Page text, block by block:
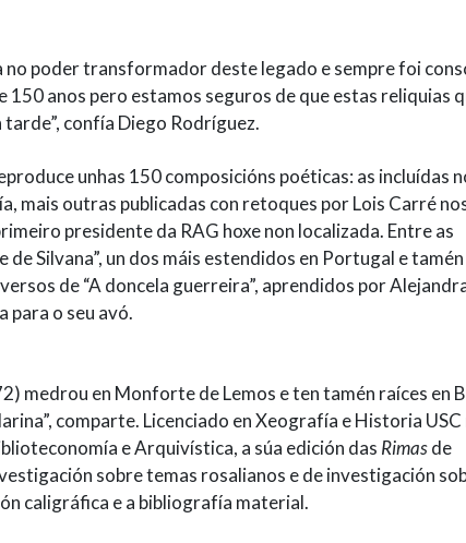
poder transformador deste legado e sempre foi
150 anos pero estamos seguros de que estas reliquias
confía Diego Rodríguez.
unhas 150 composicións poéticas: as incluídas
mais outras publicadas con retoques por Lois Carré
presidente da RAG hoxe non localizada. Entre as
Silvana”, un dos máis estendidos en Portugal e tamén
de “A doncela guerreira”, aprendidos por
para o seu avó.
medrou en Monforte de Lemos e ten tamén raíces en
comparte. Licenciado en Xeografía e Historia USC
e Arquivística, a súa edición das Rimasde
sobre temas rosalianos e de investigación
caligráfica e a bibliografía material.